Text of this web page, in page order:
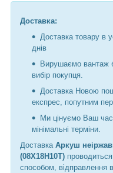
Доставка:
Доставка товару в
днів
Вирушаємо вантаж
вибір покупця.
Доставка Новою
експрес, попутним
Ми цінуємо Ваш
мінімальні терміни.
Доставка Аркуш
(08Х18Н10Т)
способом, відправлення